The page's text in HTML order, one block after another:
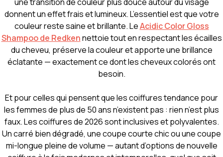
donnent un effet frais et lumineux. L’essentiel est que votre
couleur reste saine et brillante. LeAcidic Color Gloss
Shampoo de Redkennettoie tout en respectant les écailles
du cheveu, préserve la couleur et apporte une brillance
éclatante — exactement ce dont les cheveux colorés ont
besoin.
Et pour celles qui pensent que les coiffures tendance pour
les femmes de plus de 50 ans n’existent pas : rien n’est plus
faux. Les coiffures de 2026 sont inclusives et polyvalentes.
Un carré bien dégradé, une coupe courte chic ou une coupe
mi-longue pleine de volume — autant d’options de nouvelle